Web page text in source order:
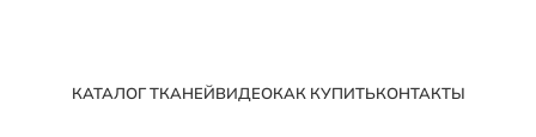
КАТАЛОГ ТКАНЕЙВИДЕОКАК КУПИТЬКОНТАКТЫ